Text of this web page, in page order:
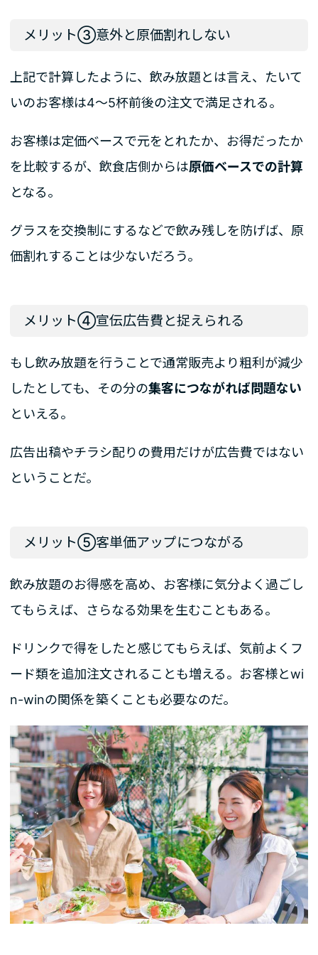
メリット③意外と原価割れしない
上記で計算したように、飲み放題とは言え、たいて
いのお客様は4～5杯前後の注文で満足される。
お客様は定価ベースで元をとれたか、お得だったか
を比較するが、飲食店側からは原価ベースでの計算
となる。
グラスを交換制にするなどで飲み残しを防げば、原
価割れすることは少ないだろう。
メリット④宣伝広告費と捉えられる
もし飲み放題を行うことで通常販売より粗利が減少
したとしても、その分の集客につながれば問題ない
といえる。
広告出稿やチラシ配りの費用だけが広告費ではない
ということだ。
メリット⑤客単価アップにつながる
飲み放題のお得感を高め、お客様に気分よく過ごし
てもらえば、さらなる効果を生むこともある。
ドリンクで得をしたと感じてもらえば、気前よくフ
ード類を追加注文されることも増える。お客様とwi
n-winの関係を築くことも必要なのだ。